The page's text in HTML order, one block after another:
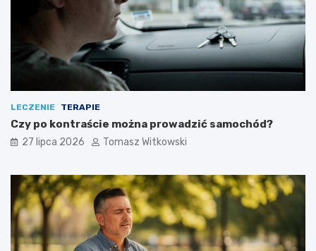
LECZENIE TERAPIE
Czy po kontraście można prowadzić samochód?
27 lipca 2026 Tomasz Witkowski